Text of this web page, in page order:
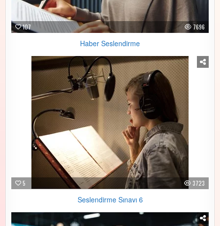
107 7696
Haber Seslendirme
5 3723
Seslendirme Sınavı 6